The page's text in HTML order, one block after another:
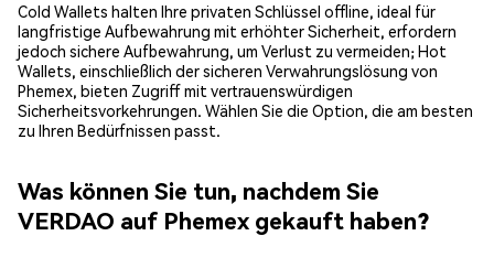
Cold Wallets halten Ihre privaten Schlüssel offline, ideal für
langfristige Aufbewahrung mit erhöhter Sicherheit, erfordern
jedoch sichere Aufbewahrung, um Verlust zu vermeiden; Hot
Wallets, einschließlich der sicheren Verwahrungslösung von
Phemex, bieten Zugriff mit vertrauenswürdigen
Sicherheitsvorkehrungen. Wählen Sie die Option, die am besten
zu Ihren Bedürfnissen passt.
Was können Sie tun, nachdem Sie
VERDAO auf Phemex gekauft haben?